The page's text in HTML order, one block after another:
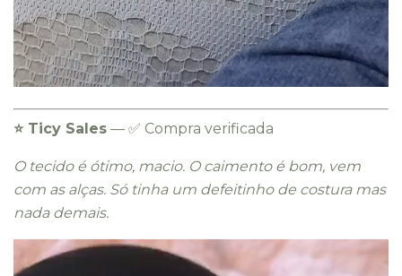
⭐️ Ticy Sales — ✅ Compra verificada
O tecido é ótimo, macio. O caimento é bom, vem
com as alças. Só tinha um defeitinho de costura mas
nada demais.